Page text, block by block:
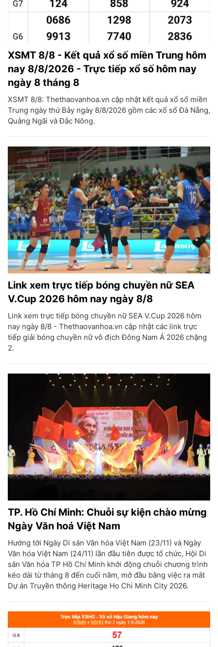
XSMT 8/8 - Kết quả xổ số miền Trung hôm
nay 8/8/2026 - Trực tiếp xổ số hôm nay
ngày 8 tháng 8
XSMT 8/8: Thethaovanhoa.vn cập nhật kết quả xổ số miền
Trung ngày thứ Bảy ngày 8/8/2026 gồm các xổ số Đà Nẵng,
Quảng Ngãi và Đắc Nông.
Link xem trực tiếp bóng chuyền nữ SEA
V.Cup 2026 hôm nay ngày 8/8
Link xem trực tiếp bóng chuyền nữ SEA V.Cup 2026 hôm
nay ngày 8/8 - Thethaovanhoa.vn cập nhật các link trực
tiếp giải bóng chuyền nữ vô địch Đông Nam Á 2026 chặng
2.
TP. Hồ Chí Minh: Chuỗi sự kiện chào mừng
Ngày Văn hoá Việt Nam
Hướng tới Ngày Di sản Văn hóa Việt Nam (23/11) và Ngày
Văn hóa Việt Nam (24/11) lần đầu tiên được tổ chức, Hội Di
sản Văn hóa TP Hồ Chí Minh khởi động chuỗi chương trình
kéo dài từ tháng 8 đến cuối năm, mở đầu bằng việc ra mắt
Dự án Truyền thông Heritage Ho Chi Minh City 2026.